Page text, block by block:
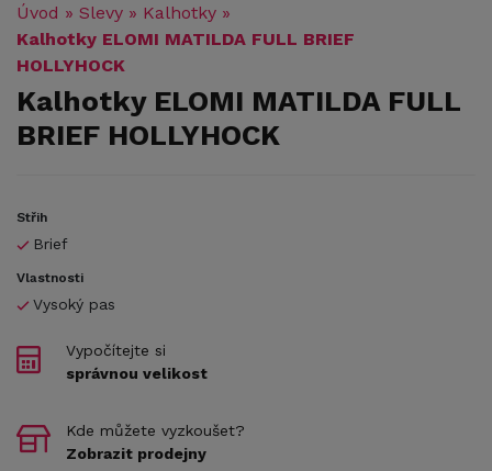
Úvod » Slevy » Kalhotky »
Kalhotky ELOMI MATILDA FULL BRIEF
HOLLYHOCK
Kalhotky ELOMI MATILDA FULL
BRIEF HOLLYHOCK
Střih
Brief
Vlastnosti
Vysoký pas
Vypočítejte si
správnou velikost
Kde můžete vyzkoušet?
Zobrazit prodejny